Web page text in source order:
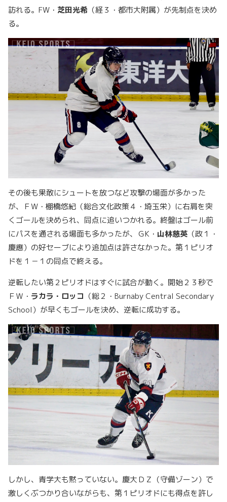
訪れる。FW・ 芝田光希 （経３・都市大附属）が先制点を決め
る。
その後も果敢にシュートを放つなど攻撃の場面が多かった
が、ＦW・棚橋悠紀（総合文化政策４・埼玉栄）に右肩を突
くゴールを決められ、同点に追いつかれる。終盤はゴール前
にパスを通される場面も多かったが、ＧK・ 山林慈英 （政１・
慶應）の好セーブにより追加点は許さなかった。第１ピリオ
ドを１－１の同点で終える。
逆転したい第２ピリオドはすぐに試合が動く。開始２３秒で
ＦＷ・ ラカラ・ロッコ （総２・Burnaby Central Secondary
School）が早くもゴールを決め、逆転に成功する。
しかし、青学大も黙っていない。慶大ＤＺ（守備ゾーン）で
激しくぶつかり合いながらも、第１ピリオドにも得点を許し